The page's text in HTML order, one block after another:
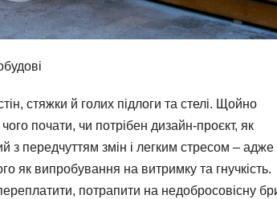
стяжки й голих підлоги та стелі. Щойно
почати, чи потрібен дизайн-проєкт, як
з передчуттям змін і легким стресом – адже
як випробування на витримку та гнучкість.
потрапити на недобросовісну